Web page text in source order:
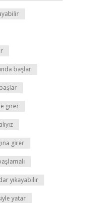
başlar
girer
girer
yıkayabilir
yatar